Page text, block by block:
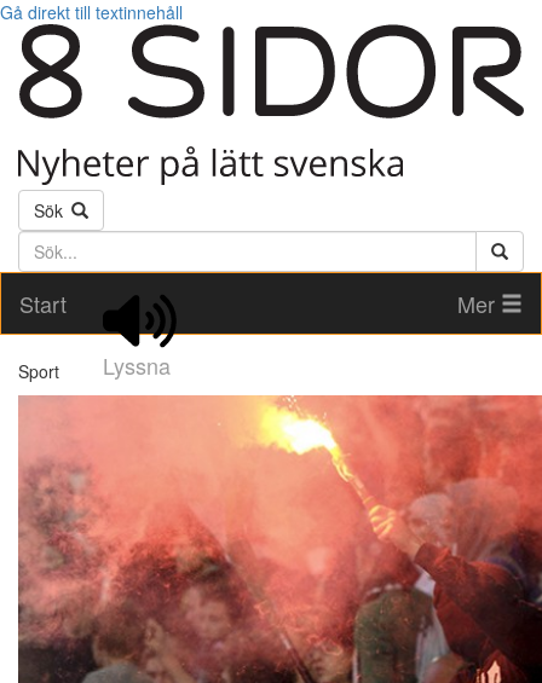
Gå direkt till textinnehåll
Sök
Söktext
Start
Lyssna
Mer
Sport